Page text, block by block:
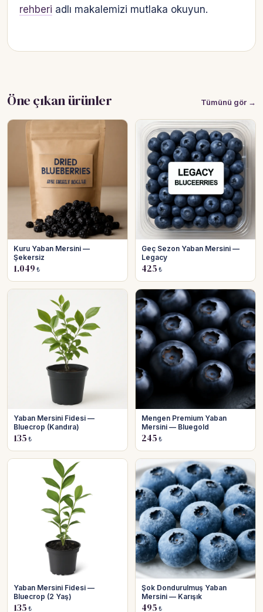
rehberi adlı makalemizi mutlaka okuyun.
Öne çıkan ürünler Tümünü gör →
Kuru Yaban Mersini —
Şekersiz
1.049 ₺
Geç Sezon Yaban Mersini —
Legacy
425 ₺
Yaban Mersini Fidesi —
Bluecrop (Kandıra)
135 ₺
Mengen Premium Yaban
Mersini — Bluegold
245 ₺
Yaban Mersini Fidesi —
Bluecrop (2 Yaş)
135 ₺
Şok Dondurulmuş Yaban
Mersini — Karışık
495 ₺